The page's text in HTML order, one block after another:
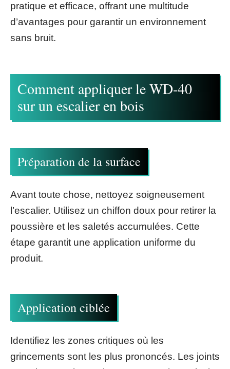
pratique et efficace, offrant une multitude
d’avantages pour garantir un environnement
sans bruit.
Comment appliquer le WD-40
sur un escalier en bois
Préparation de la surface
Avant toute chose, nettoyez soigneusement
l’escalier. Utilisez un chiffon doux pour retirer la
poussière et les saletés accumulées. Cette
étape garantit une application uniforme du
produit.
Application ciblée
Identifiez les zones critiques où les
grincements sont les plus prononcés. Les joints